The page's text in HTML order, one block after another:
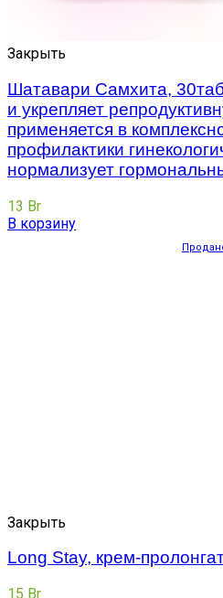
Закрыть
Шатавари Самхита,
и укрепляет
применяется в
профилактики
нормализует
13 Br
В корзину
Закрыть
Long Stay, крем-
15 Br